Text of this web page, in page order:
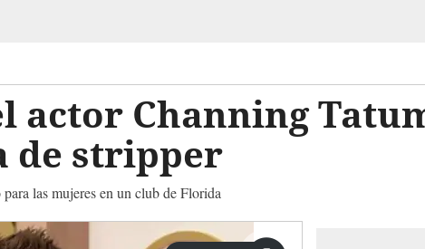
actor Channing
de stripper
las mujeres en un club de Florida